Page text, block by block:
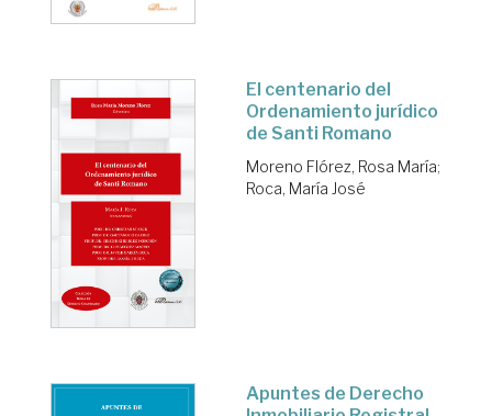
El centenario del
Ordenamiento jurídico
de Santi Romano
Moreno Flórez, Rosa María;
Roca, María José
Apuntes de Derecho